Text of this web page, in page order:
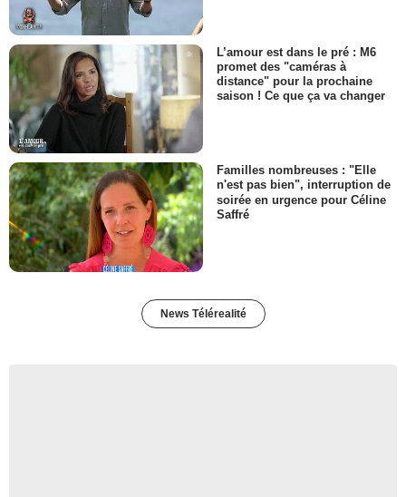
L’amour est dans le pré : M6
promet des "caméras à
distance" pour la prochaine
saison ! Ce que ça va changer
Familles nombreuses : "Elle
n'est pas bien", interruption de
soirée en urgence pour Céline
Saffré
News Télérealité